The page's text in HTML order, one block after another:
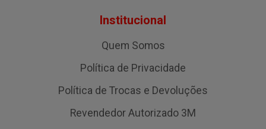
Institucional
Quem Somos
Política de Privacidade
Política de Trocas e Devoluções
Revendedor Autorizado 3M